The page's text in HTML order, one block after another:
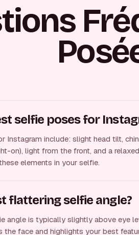
selfie poses for
Instagram include: slight head tilt,
on), light from the front, and a
elements in your selfie.
flattering selfie angle?
angle is typically slightly above eye
the face and highlights your best